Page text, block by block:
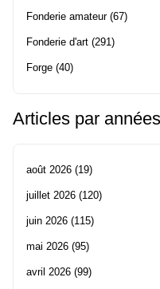
Fonderie amateur(67)
Fonderie d'art (291)
Forge (40)
Articles par années
août 2026 (19)
juillet 2026 (120)
juin 2026 (115)
mai 2026 (95)
avril 2026 (99)